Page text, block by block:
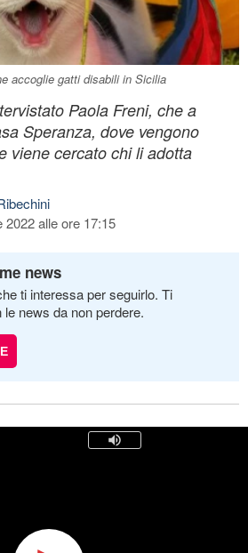
accoglie gatti disabili in Sicilia
Paola Freni, che a
Speranza, dove vengono
viene cercato chi li adotta
alle ore 17:15
news
ti interessa per seguirlo. Ti
news da non perdere.